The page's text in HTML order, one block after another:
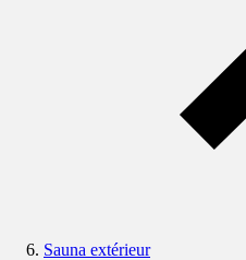
Sauna extérieur